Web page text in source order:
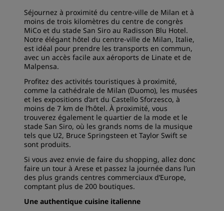
Séjournez à proximité du centre-ville de Milan et à
moins de trois kilomètres du centre de congrès
MiCo et du stade San Siro au Radisson Blu Hotel.
Notre élégant hôtel du centre-ville de Milan, Italie,
est idéal pour prendre les transports en commun,
avec un accès facile aux aéroports de Linate et de
Malpensa.
Profitez des activités touristiques à proximité,
comme la cathédrale de Milan (Duomo), les musées
et les expositions d’art du Castello Sforzesco, à
moins de 7 km de l’hôtel. À proximité, vous
trouverez également le quartier de la mode et le
stade San Siro, où les grands noms de la musique
tels que U2, Bruce Springsteen et Taylor Swift se
sont produits.
Si vous avez envie de faire du shopping, allez donc
faire un tour à Arese et passez la journée dans l’un
des plus grands centres commerciaux d’Europe,
comptant plus de 200 boutiques.
Une authentique cuisine italienne